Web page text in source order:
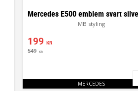
MB styling
199 KR
549 KR
MERCEDES